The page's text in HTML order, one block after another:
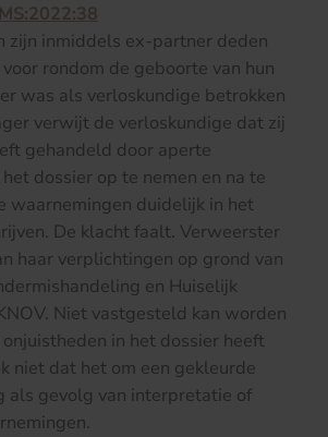
zijn inmiddels ex-partner deden
rondom de geboorte van hun
was als verloskundige betrokken
verwijt de verloskundige dat zij
gehandeld door aperte
dossier op te nemen en na te
waarnemingen duidelijk in het
De klacht faalt. Verweerster
haar verplichtingen op grond van
en Huiselijk
Niet vastgesteld kan worden
in het dossier heeft
niet dat het om een gekleurde
als gevolg van interpretatie of